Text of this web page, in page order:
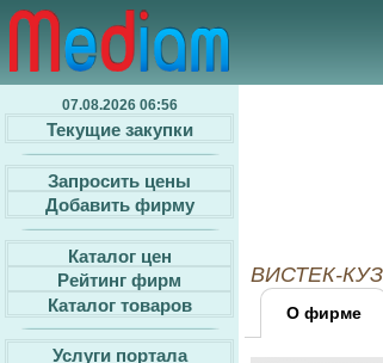
07.08.2026 06:56
Текущие закупки
Запросить цены
Добавить фирму
Каталог цен
Рейтинг фирм
Каталог товаров
Услуги портала
ВИСТЕК-
О фирме